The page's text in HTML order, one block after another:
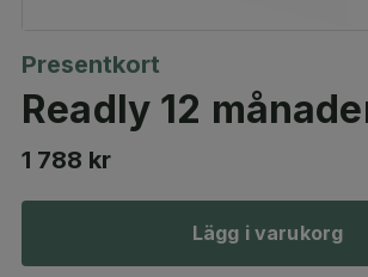
Presentkort
Readly 12
1 788 kr
Lägg i varukorg